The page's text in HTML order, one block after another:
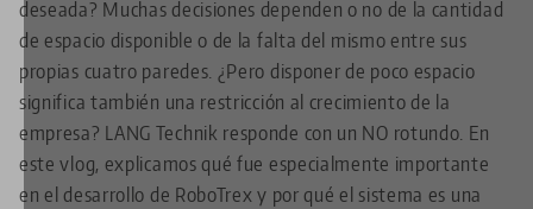
deseada? Muchas decisiones dependen o no de la cantidad
de espacio disponible o de la falta del mismo entre sus
propias cuatro paredes. ¿Pero disponer de poco espacio
significa también una restricción al crecimiento de la
empresa? LANG Technik responde con un NO rotundo. En
este vlog, explicamos qué fue especialmente importante
en el desarrollo de RoboTrex y por qué el sistema es una